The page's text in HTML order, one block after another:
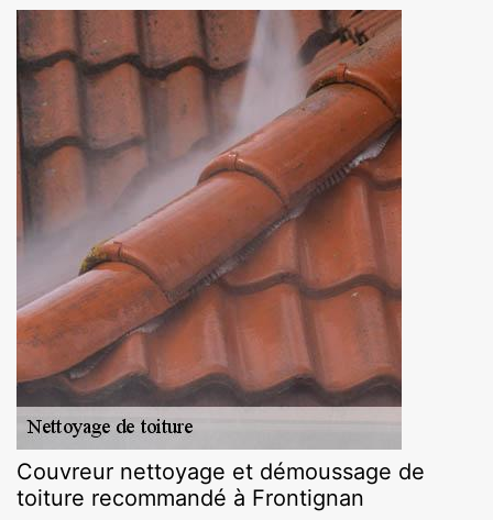
Couvreur nettoyage et démoussage de
toiture recommandé à Frontignan